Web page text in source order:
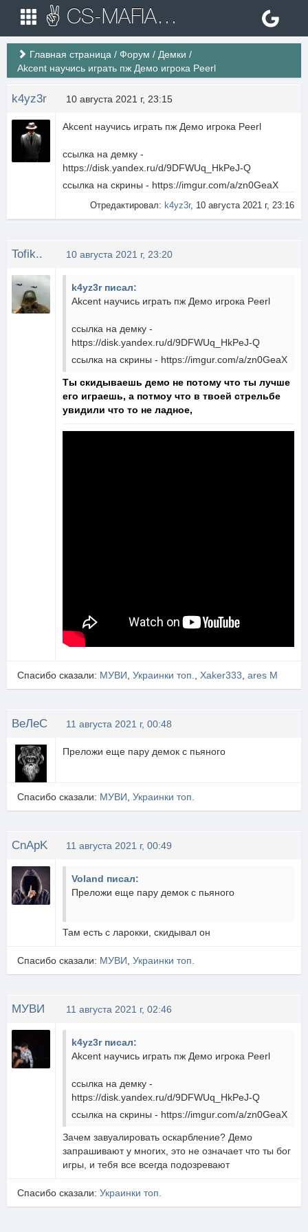
✌ CS-MAFIA.RU ✌ Игровые сервера Counter Strike 1.6
Главная страница / Форум / Демки /
Akcent научись играть пж Демо игрока Peerl
k4yz3r 10 августа 2021 г, 23:15
Akcent научись играть пж Демо игрока Peerl
ссылка на демку -
https://disk.yandex.ru/d/9DFWUq_HkPeJ-Q
ссылка на скрины - https://imgur.com/a/zn0GeaX
Отредактировал: k4yz3r, 10 августа 2021 г, 23:16
Tofik.. 10 августа 2021 г, 23:20
k4yz3r писал:
Akcent научись играть пж Демо игрока Peerl
ссылка на демку -
https://disk.yandex.ru/d/9DFWUq_HkPeJ-Q
ссылка на скрины - https://imgur.com/a/zn0GeaX
Ты скидываешь демо не потому что ты лучше
его играешь, а потмоу что в твоей стрельбе
увидили что то не ладное,
Спасибо сказали: МУВИ Украинки топ. Xaker333 ares M
ВеЛеС 11 августа 2021 г, 00:48
Преложи еще пару демок с пьяного
Спасибо сказали: МУВИ Украинки топ.
CnApK 11 августа 2021 г, 00:49
Voland писал:
Преложи еще пару демок с пьяного
Там есть с ларокки, скидывал он
Спасибо сказали: МУВИ Украинки топ.
МУВИ 11 августа 2021 г, 02:46
k4yz3r писал:
Akcent научись играть пж Демо игрока Peerl
ссылка на демку -
https://disk.yandex.ru/d/9DFWUq_HkPeJ-Q
ссылка на скрины - https://imgur.com/a/zn0GeaX
Зачем завуалировать оскарбление? Демо
запрашивают у многих, это не означает что ты бог
игры, и тебя все всегда подозревают
Спасибо сказали: Украинки топ.